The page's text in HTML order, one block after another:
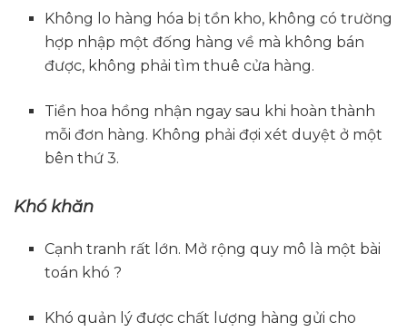
Không lo hàng hóa bị tồn kho, không có trường
hợp nhập một đống hàng về mà không bán
được, không phải tìm thuê cửa hàng.
Tiền hoa hồng nhận ngay sau khi hoàn thành
mỗi đơn hàng. Không phải đợi xét duyệt ở một
bên thứ 3.
Khó khăn
Cạnh tranh rất lớn. Mở rộng quy mô là một bài
toán khó ?
Khó quản lý được chất lượng hàng gửi cho